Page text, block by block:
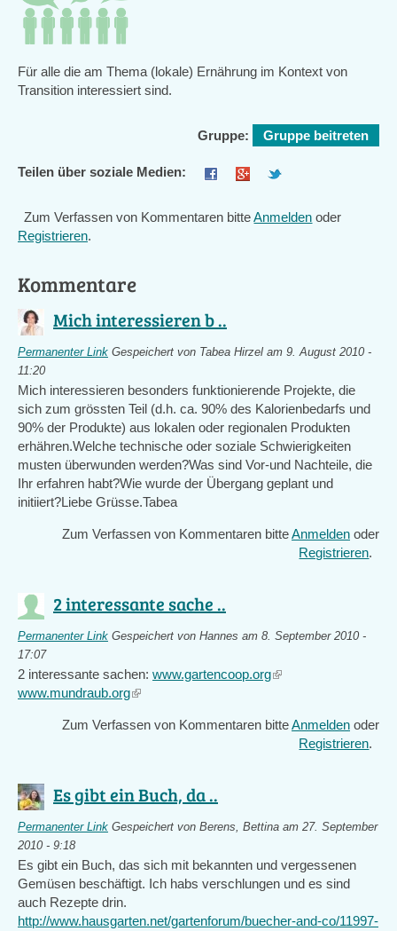
Für alle die am Thema (lokale) Ernährung im Kontext von
Transition interessiert sind.
Gruppe: Gruppe beitreten
Teilen über soziale Medien:
Zum Verfassen von Kommentaren bitteAnmelden oder
Registrieren.
Kommentare
Mich interessieren b ..
Permanenter Link Gespeichert von Tabea Hirzel am 9. August 2010 -
11:20
Mich interessieren besonders funktionierende Projekte, die
sich zum grössten Teil (d.h. ca. 90% des Kalorienbedarfs und
90% der Produkte) aus lokalen oder regionalen Produkten
erhähren.Welche technische oder soziale Schwierigkeiten
musten überwunden werden?Was sind Vor-und Nachteile, die
Ihr erfahren habt?Wie wurde der Übergang geplant und
initiiert?Liebe Grüsse.Tabea
Zum Verfassen von Kommentaren bitteAnmelden oder
Registrieren.
2 interessante sache ..
Permanenter Link Gespeichert von Hannes am 8. September 2010 -
17:07
2 interessante sachen: www.gartencoop.org(link
www.mundraub.org(link
external)
Zum Verfassen von Kommentaren bitteAnmelden oder
Registrieren.
Es gibt ein Buch, da ..
Permanenter Link Gespeichert von Berens, Bettina am 27. September
2010 - 9:18
Es gibt ein Buch, das sich mit bekannten und vergessenen
Gemüsen beschäftigt. Ich habs verschlungen und es sind
auch Rezepte drin.
http://www.hausgarten.net/gartenforum/buecher-and-co/11997-